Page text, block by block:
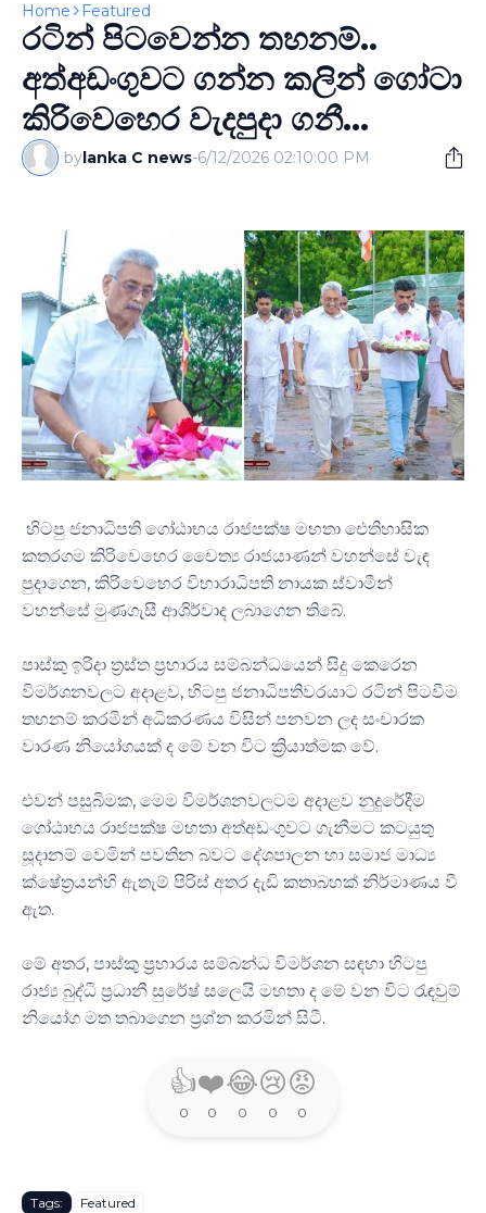
Home Featured
රටින් පිටවෙන්න තහනම්..
අත්අඩංගුවට ගන්න කලින් ගෝටා
කිරිවෙහෙර වැදපුදා ගනී...
bylanka C news-6/12/2026 02:10:00 PM
හිටපු ජනාධිපති ගෝඨාභය රාජපක්ෂ මහතා ඓතිහාසික
කතරගම කිරිවෙහෙර චෛත්‍ය රාජයාණන් වහන්සේ වැඳ
පුදාගෙන, කිරිවෙහෙර විහාරාධිපති නායක ස්වාමීන්
වහන්සේ මුණගැසී ආශිර්වාද ලබාගෙන තිබේ.
පාස්කු ඉරිදා ත්‍රස්ත ප්‍රහාරය සම්බන්ධයෙන් සිදු කෙරෙන
විමර්ශනවලට අදාළව, හිටපු ජනාධිපතිවරයාට රටින් පිටවීම
තහනම් කරමින් අධිකරණය විසින් පනවන ලද සංචාරක
වාරණ නියෝගයක් ද මේ වන විට ක්‍රියාත්මක වේ.
එවන් පසුබිමක, මෙම විමර්ශනවලටම අදාළව නුදුරේදීම
ගෝඨාභය රාජපක්ෂ මහතා අත්අඩංගුවට ගැනීමට කටයුතු
සූදානම් වෙමින් පවතින බවට දේශපාලන හා සමාජ මාධ්‍ය
ක්ෂේත්‍රයන්හි ඇතැම් පිරිස් අතර දැඩි කතාබහක් නිර්මාණය වී
ඇත.
මේ අතර, පාස්කු ප්‍රහාරය සම්බන්ධ විමර්ශන සඳහා හිටපු
රාජ්‍ය බුද්ධි ප්‍රධානී සුරේෂ් සලෙයි මහතා ද මේ වන විට රැඳවුම්
නියෝග මත තබාගෙන ප්‍රශ්න කරමින් සිටී.
👍
0
❤️
0
😂
0
😢
0
😡
0
Tags: Featured